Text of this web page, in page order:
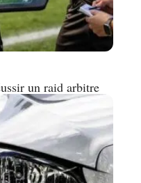
un raid arbitre